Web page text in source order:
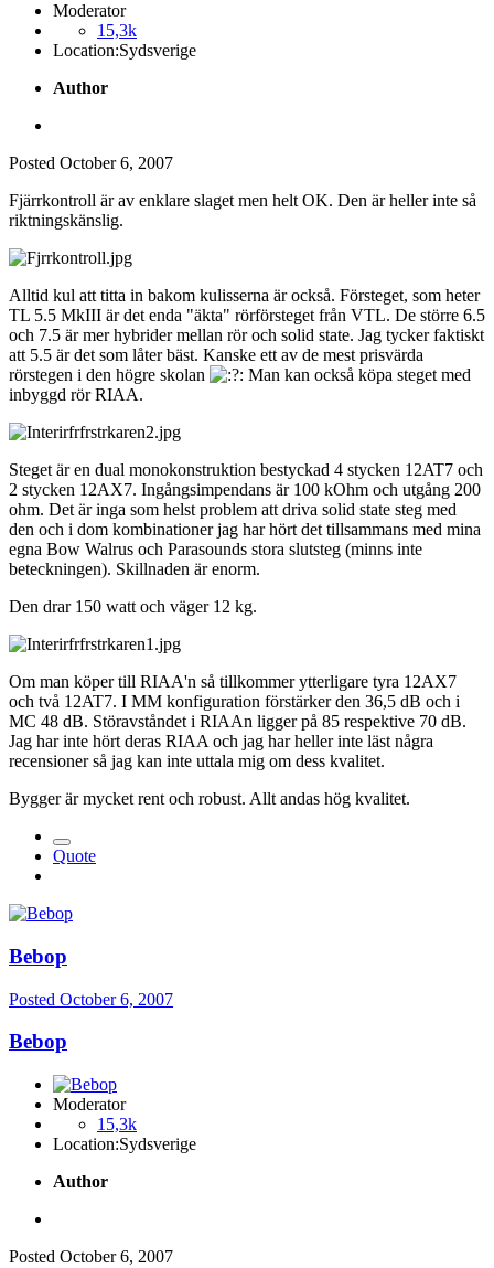
Moderator
15,3k
Location:Sydsverige
Author
Posted October 6, 2007
Fjärrkontroll är av enklare slaget men helt OK. Den är heller inte så
riktningskänslig.
Alltid kul att titta in bakom kulisserna är också. Försteget, som heter
TL 5.5 MkIII är det enda "äkta" rörförsteget från VTL. De större 6.5
och 7.5 är mer hybrider mellan rör och solid state. Jag tycker faktiskt
att 5.5 är det som låter bäst. Kanske ett av de mest prisvärda
rörstegen i den högre skolan
Man kan också köpa steget med
inbyggd rör RIAA.
Steget är en dual monokonstruktion bestyckad 4 stycken 12AT7 och
2 stycken 12AX7. Ingångsimpendans är 100 kOhm och utgång 200
ohm. Det är inga som helst problem att driva solid state steg med
den och i dom kombinationer jag har hört det tillsammans med mina
egna Bow Walrus och Parasounds stora slutsteg (minns inte
beteckningen). Skillnaden är enorm.
Den drar 150 watt och väger 12 kg.
Om man köper till RIAA'n så tillkommer ytterligare tyra 12AX7
och två 12AT7. I MM konfiguration förstärker den 36,5 dB och i
MC 48 dB. Störavståndet i RIAAn ligger på 85 respektive 70 dB.
Jag har inte hört deras RIAA och jag har heller inte läst några
recensioner så jag kan inte uttala mig om dess kvalitet.
Bygger är mycket rent och robust. Allt andas hög kvalitet.
Quote
Bebop
Posted October 6, 2007
Bebop
Moderator
15,3k
Location:Sydsverige
Author
Posted October 6, 2007